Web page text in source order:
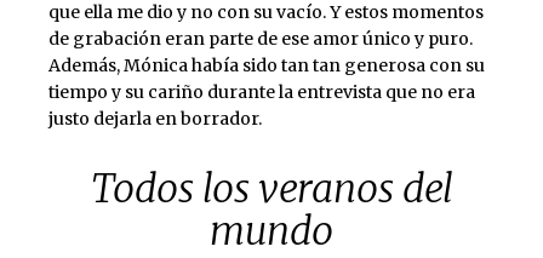
que ella me dio y no con su vacío. Y estos momentos
de grabación eran parte de ese amor único y puro.
Además, Mónica había sido tan tan generosa con su
tiempo y su cariño durante la entrevista que no era
justo dejarla en borrador.
Todos los veranos del
mundo